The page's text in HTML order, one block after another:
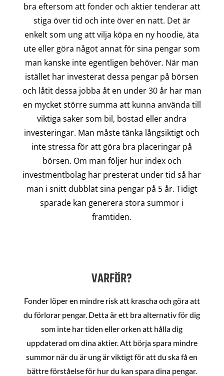
bra eftersom att fonder och aktier tenderar att
stiga över tid och inte över en natt. Det är
enkelt som ung att vilja köpa en ny hoodie, äta
ute eller göra något annat för sina pengar som
man kanske inte egentligen behöver. När man
istället har investerat dessa pengar på börsen
och låtit dessa jobba åt en under 30 år har man
en mycket större summa att kunna använda till
viktiga saker som bil, bostad eller andra
investeringar. Man måste tänka långsiktigt och
inte stressa för att göra bra placeringar på
börsen. Om man följer hur index och
investmentbolag har presterat under tid så har
man i snitt dubblat sina pengar på 5 år. Tidigt
sparade kan generera stora summor i
framtiden.
VARFÖR?
Fonder löper en mindre risk att krascha och göra att
du förlorar pengar. Detta är ett bra alternativ för dig
som inte har tiden eller orken att hålla dig
uppdaterad om dina aktier. Att börja spara mindre
summor när du är ung är viktigt för att du ska få en
bättre förståelse för hur du kan spara dina pengar.